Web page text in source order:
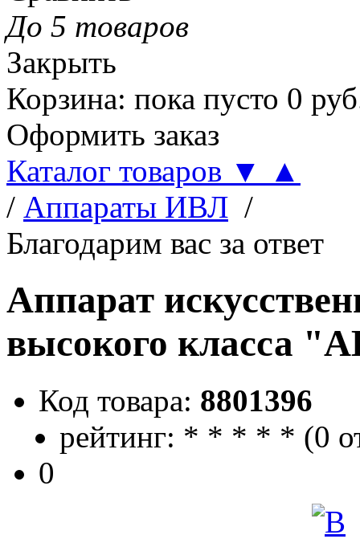
До 5 товаров
Закрыть
Корзина: пока пусто 0
Оформить заказ
Каталог товаров ▼
▲
/ Аппараты ИВЛ /
Благодарим вас за ответ
Аппарат
высокого класса
Код товара: 8801396
рейтинг: * * * * * (0
0